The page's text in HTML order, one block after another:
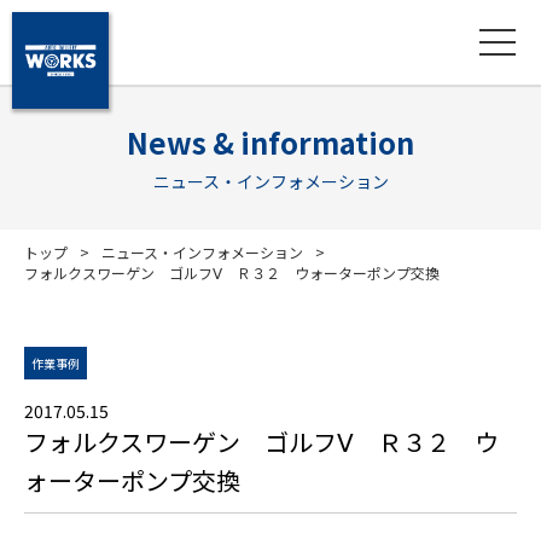
News & information
ニュース・インフォメーション
トップ
ニュース・インフォメーション
フォルクスワーゲン ゴルフⅤ Ｒ３２ ウォーターポンプ交換
作業事例
2017.05.15
フォルクスワーゲン ゴルフⅤ Ｒ３２ ウ
ォーターポンプ交換